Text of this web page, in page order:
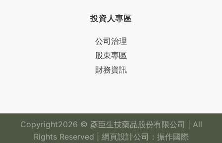
投資人專區
公司治理
股東專區
財務資訊
Copyright2026 © 彥臣生技藥品股份有限公司 | All
Rights Reserved | 網頁設計公司 ：振作國際